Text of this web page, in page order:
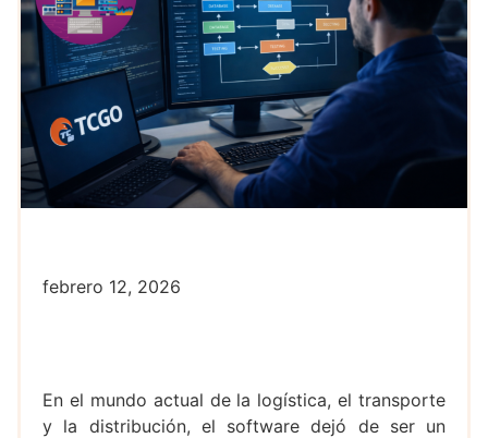
febrero 12, 2026
En el mundo actual de la logística, el transporte
y la distribución, el software dejó de ser un